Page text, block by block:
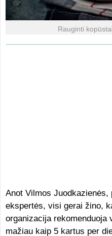
Rauginti
Anot Vilmos Juodkazienės,
ekspertės, visi gerai žino,
organizacija
mažiau kaip 5 kartus per